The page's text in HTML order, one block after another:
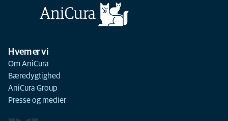
Hvem er vi
Om AniCura
Bæredygtighed
AniCura Group
Presse og medier